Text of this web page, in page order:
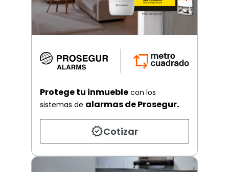
Protege tu inmueble con los
sistemas de alarmas de Prosegur.
Cotizar